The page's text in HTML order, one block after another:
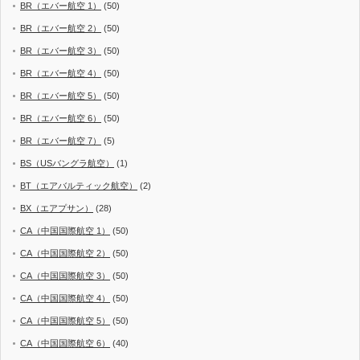
BR（エバー航空 1） (50)
BR（エバー航空 2） (50)
BR（エバー航空 3） (50)
BR（エバー航空 4） (50)
BR（エバー航空 5） (50)
BR（エバー航空 6） (50)
BR（エバー航空 7） (5)
BS（USバングラ航空） (1)
BT（エアバルティック航空） (2)
BX（エアプサン） (28)
CA（中国国際航空 1） (50)
CA（中国国際航空 2） (50)
CA（中国国際航空 3） (50)
CA（中国国際航空 4） (50)
CA（中国国際航空 5） (50)
CA（中国国際航空 6） (40)